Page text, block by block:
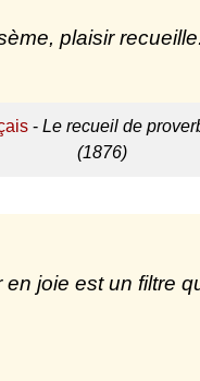
plaisir recueille.
-Le recueil de
(1876)
joie est un filtre